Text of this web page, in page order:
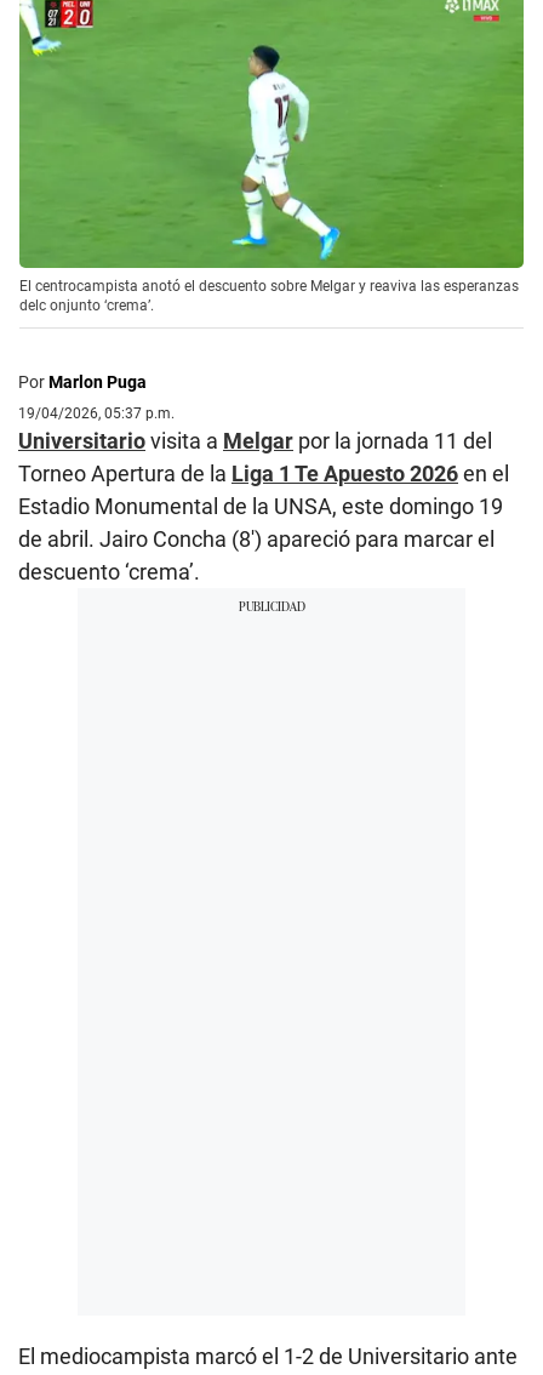
El centrocampista anotó el descuento sobre Melgar y reaviva las esperanzas
delc onjunto ‘crema’.
PorMarlon Puga
19/04/2026, 05:37 p.m.
Universitariovisita a Melgar por la jornada 11 del
Torneo Apertura de la Liga 1 Te Apuesto 2026en el
Estadio Monumental de la UNSA, este domingo 19
de abril. Jairo Concha (8′) apareció para marcar el
descuento ‘crema’.
El mediocampista marcó el 1-2 de Universitario ante